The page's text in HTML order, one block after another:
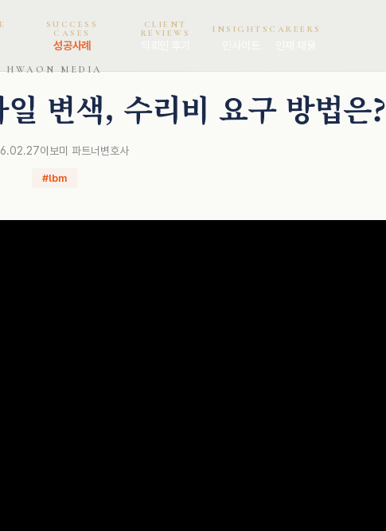
SUCCESS
CASES
성공사례
CLIENT
REVIEWS
INSIGHTS CAREERS
HWAON MEDIA
변색, 수리비 요구 방법은?
이보미 파트너변호사
#lbm